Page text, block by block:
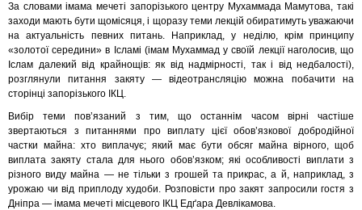
За словами імама мечеті запорізького центру Мухаммада Мамутова, такі
заходи мають бути щомісяця, і щоразу теми лекцій обиратимуть уважаючи
на актуальність певних питань. Наприклад, у неділю, крім принципу
«золотої середини» в Ісламі (імам Мухаммад у своїй лекції наголосив, що
Іслам далекий від крайнощів: як від надмірності, так і від недбалості),
розглянули питання закяту — відеотрансляцію можна побачити на
сторінці запорізького ІКЦ.
Вибір теми пов’язаний з тим, що останнім часом вірні частіше
звертаються з питаннями про виплату цієї обов’язкової добродійної
частки майна: хто виплачує; який має бути обсяг майна вірного, щоб
виплата закяту стала для нього обов’язком; які особливості виплати з
різного виду майна — не тільки з грошей та прикрас, а й, наприклад, з
урожаю чи від приплоду худоби. Розповісти про закят запросили гостя з
Дніпра — імама мечеті місцевого ІКЦ Едґара Девлікамова.